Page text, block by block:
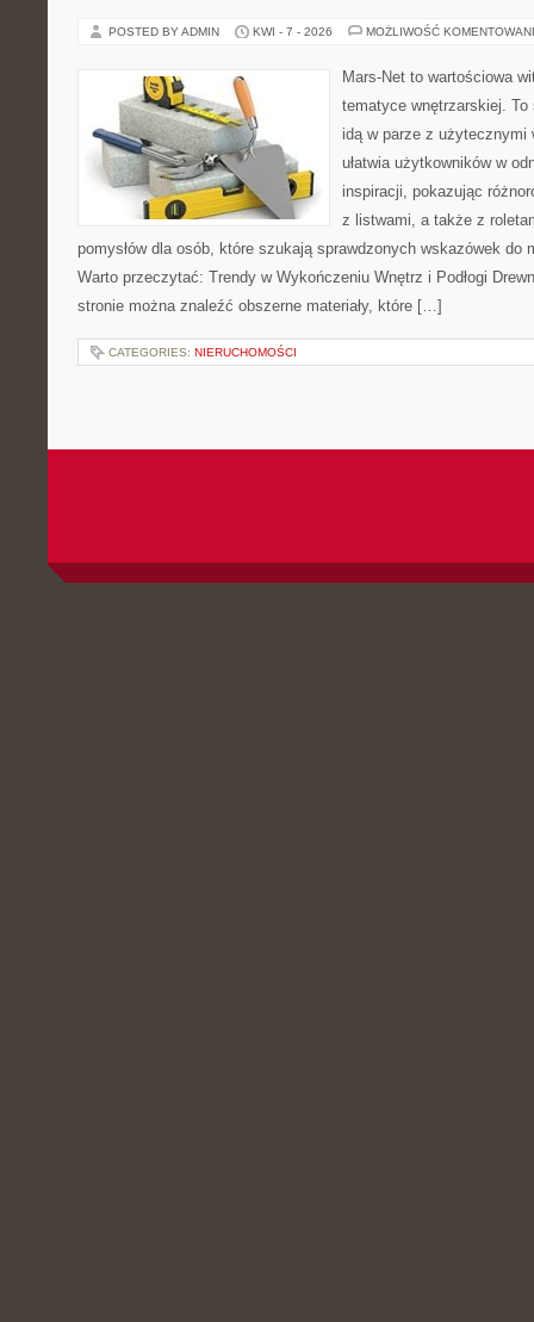
POSTED BY ADMIN KWI - 7 - 2026 MOŻLIWOŚĆ
Mars-Net to wartościowa
tematyce wnętrzarskiej.
idą w parze z użytecznymi
ułatwia użytkowników w
inspiracji, pokazując
z listwami, a także z
pomysłów dla osób, które szukają sprawdzonych wskazówek do
Warto przeczytać: Trendy w Wykończeniu Wnętrz i Podłogi
stronie można znaleźć obszerne materiały, które […]
CATEGORIES: NIERUCHOMOŚCI